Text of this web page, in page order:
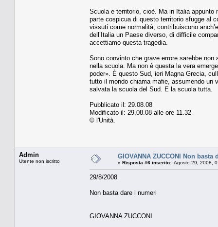
Scuola e territorio, cioè. Ma in Italia appunto
parte cospicua di questo territorio sfugge al
vissuti come normalità, contribuiscono
dell’Italia un Paese diverso, di difficile
accettiamo questa tragedia.
Sono convinto che grave errore sarebbe
nella scuola. Ma non è questa la vera
poder». È questo Sud, ieri Magna Grecia,
tutto il mondo chiama mafie, assumendo un
salvata la scuola del Sud. E la scuola tutta.
Pubblicato il: 29.08.08
Modificato il: 29.08.08 alle ore 11.32
© l'Unità.
Admin
Utente non iscritto
GIOVANNA ZUCCONI Non basta
« Risposta #6 inserito::Agosto 29, 2008,
29/8/2008
Non basta dare i numeri
GIOVANNA ZUCCONI